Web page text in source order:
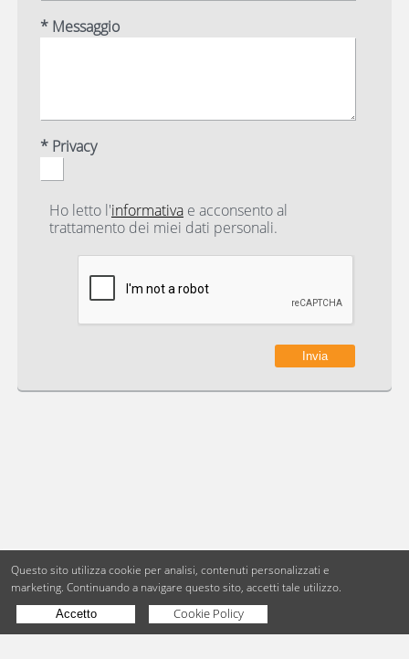
* Messaggio
* Privacy
Ho letto l'informativae acconsento al
trattamento dei miei dati personali.
Copyright © BdueB Srl PI 07755110967 Privacy Utilizzo dei cookie
Questo sito utilizza cookie per analisi, contenuti personalizzati e
marketing. Continuando a navigare questo sito, accetti tale utilizzo.
Accetto Cookie Policy